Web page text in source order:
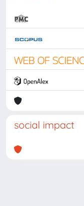
social impact